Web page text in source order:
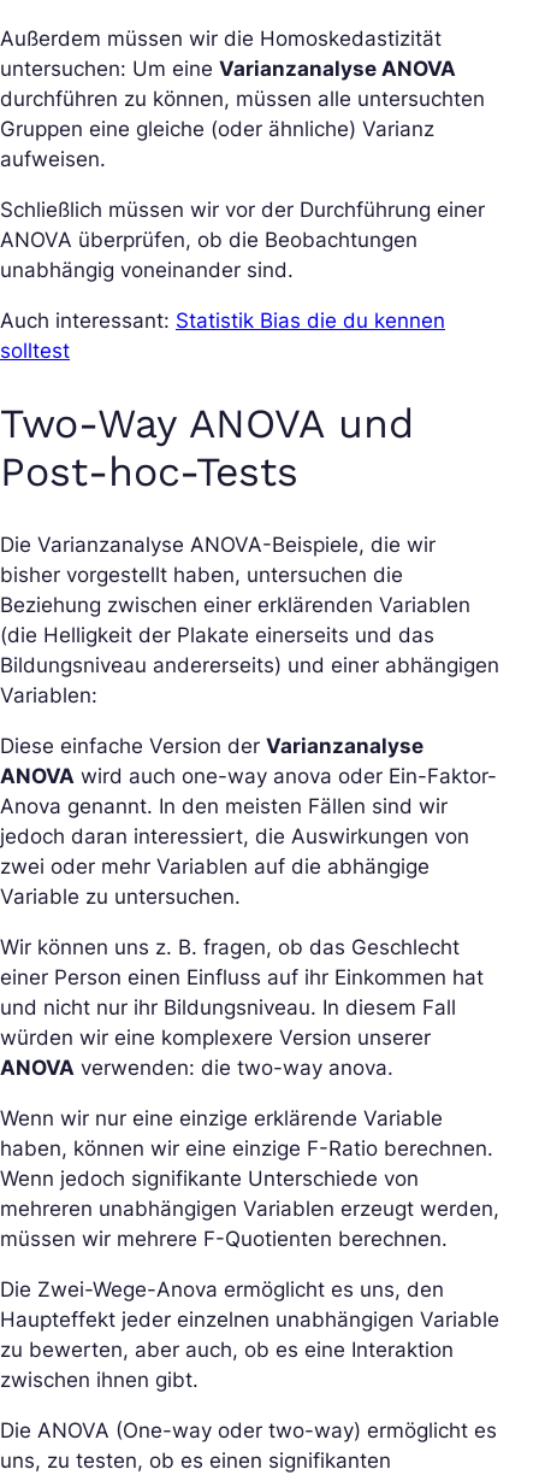
Außerdem müssen wir die Homoskedastizität
untersuchen: Um eine Varianzanalyse ANOVA
durchführen zu können, müssen alle untersuchten
Gruppen eine gleiche (oder ähnliche) Varianz
aufweisen.
Schließlich müssen wir vor der Durchführung einer
ANOVA überprüfen, ob die Beobachtungen
unabhängig voneinander sind.
Auch interessant: Statistik Bias die du kennen
solltest
Two-Way ANOVA und
Post-hoc-Tests
Die Varianzanalyse ANOVA-Beispiele, die wir
bisher vorgestellt haben, untersuchen die
Beziehung zwischen einer erklärenden Variablen
(die Helligkeit der Plakate einerseits und das
Bildungsniveau andererseits) und einer abhängigen
Variablen:
Diese einfache Version der Varianzanalyse
ANOVA wird auch one-way anova oder Ein-Faktor-
Anova genannt. In den meisten Fällen sind wir
jedoch daran interessiert, die Auswirkungen von
zwei oder mehr Variablen auf die abhängige
Variable zu untersuchen.
Wir können uns z. B. fragen, ob das Geschlecht
einer Person einen Einfluss auf ihr Einkommen hat
und nicht nur ihr Bildungsniveau. In diesem Fall
würden wir eine komplexere Version unserer
ANOVA verwenden: die two-way anova.
Wenn wir nur eine einzige erklärende Variable
haben, können wir eine einzige F-Ratio berechnen.
Wenn jedoch signifikante Unterschiede von
mehreren unabhängigen Variablen erzeugt werden,
müssen wir mehrere F-Quotienten berechnen.
Die Zwei-Wege-Anova ermöglicht es uns, den
Haupteffekt jeder einzelnen unabhängigen Variable
zu bewerten, aber auch, ob es eine Interaktion
zwischen ihnen gibt.
Die ANOVA (One-way oder two-way) ermöglicht es
uns, zu testen, ob es einen signifikanten